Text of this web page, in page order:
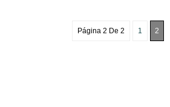
Página 2 De 2 1 2